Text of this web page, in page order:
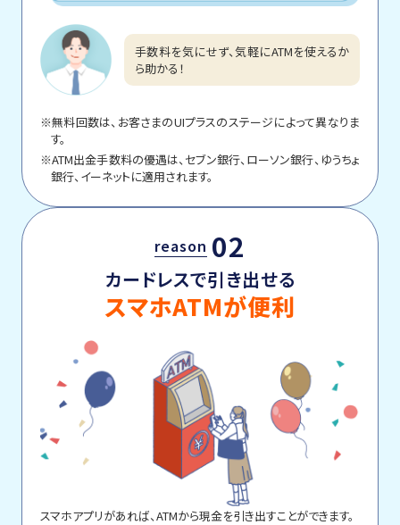
手数料を気にせず、気軽にATMを使えるか
ら助かる！
※無料回数は、お客さまのUIプラスのステージによって異なりま
す。
※ATM出金手数料の優遇は、セブン銀行、ローソン銀行、ゆうちょ
銀行、イーネットに適用されます。
reason 02
カードレスで引き出せる
スマホATMが便利
スマホアプリがあれば、ATMから現金を引き出すことができます。